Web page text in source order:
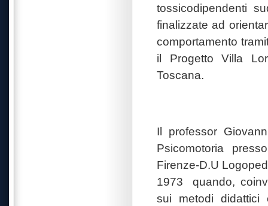
tossicodipendenti
finalizzate ad
comportamento
il Progetto Villa
Toscana.
Il professor
Psicomotoria
Firenze-D.U
1973
quando,
sui metodi didattici